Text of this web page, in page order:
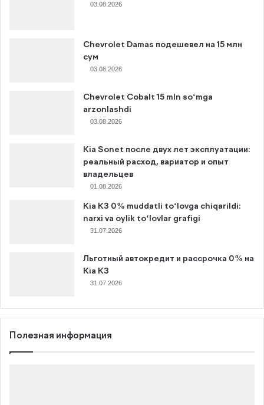
03.08.2026
Chevrolet Damas подешевел на 15 млн
сум
03.08.2026
Chevrolet Cobalt 15 mln so‘mga
arzonlashdi
03.08.2026
Kia Sonet после двух лет эксплуатации:
реальный расход, вариатор и опыт
владельцев
01.08.2026
Kia K3 0% muddatli to‘lovga chiqarildi:
narxi va oylik to‘lovlar grafigi
31.07.2026
Льготный автокредит и рассрочка 0% на
Kia K3
31.07.2026
Полезная информация